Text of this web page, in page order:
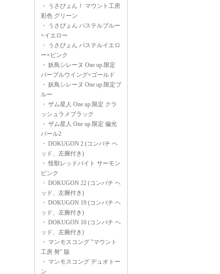
・
うさぴょん！ マウント工房
彩色 グリーン
・
うさぴょん パステルブルー
×イエロー
・
うさぴょん パステルイエロ
ー×ピンク
・ 妖鳥シレーヌ One up.限定
パープルウイング×ゴールド
・ 妖鳥シレーヌ One up.限定ブ
ルー
・ ザム星人 One up.限定 クラ
ッシュラメブラック
・ ザム星人 One up.限定 偏光
パール2
・ DOKUGON 2 (コンパチ ヘ
ッド、左腕付き)
・怪獣レッドバイト サーモン
ピンク
・ DOKUGON 22 (コンパチ ヘ
ッド、左腕付き)
・ DOKUGON 19 (コンパチ ヘ
ッド、左腕付き)
・ DOKUGON 10 (コンパチ ヘ
ッド、左腕付き)
・ マンモスコング "マウント
工房 努" 版
・ マンモスコング デュオトー
ン